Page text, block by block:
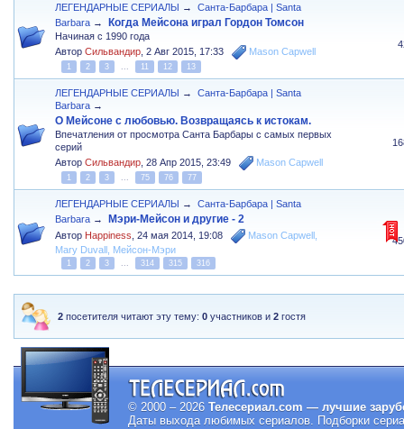
ЛЕГЕНДАРНЫЕ СЕРИАЛЫ →
Санта-Барбара | Santa
Barbara → Когда Мейсона играл Гордон Томсон
Начиная с 1990 года
АвторСильвандир ,2 Авг 2015, 17:33 Mason Capwell
1 2 3 ... 11 12 13
ЛЕГЕНДАРНЫЕ СЕРИАЛЫ →
Санта-Барбара | Santa
Barbara →
О Мейсоне с любовью. Возвращаясь к истокам.
Впечатления от просмотра Санта Барбары с самых первых
серий
АвторСильвандир ,28 Апр 2015, 23:49 Mason Capwell
1 2 3 ... 75 76 77
ЛЕГЕНДАРНЫЕ СЕРИАЛЫ →
Санта-Барбара | Santa
Barbara → Мэри-Мейсон и другие - 2
Автор Happiness ,24 мая 2014, 19:08 Mason Capwell
Mary Duvall Мейсон-Мэри
1 2 3 ... 314 315 316
2 посетителя читают эту тему:0 участников и2 гостя
© 2000 – 2026 Телесериал.com — лучшие
Даты выхода любимых сериалов. Подборки